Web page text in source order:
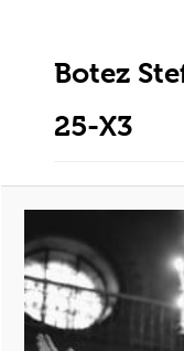
Botez
25-X3